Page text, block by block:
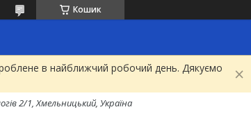
Кошик
в найближчий робочий день. Дякуємо
2/1, Хмельницький, Україна